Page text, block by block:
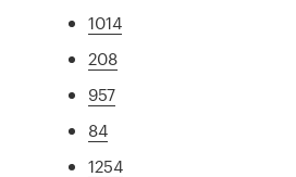
1014
208
957
84
1254